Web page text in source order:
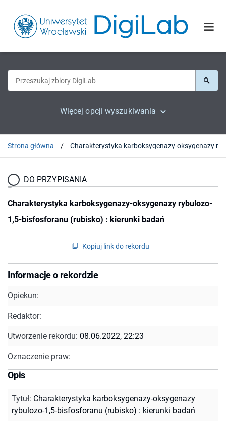
Więcej opcji wyszukiwania
Strona główna
DO PRZYPISANIA
Charakterystyka karboksygenazy-oksygenazy rybulozo-
1,5-bisfosforanu (rubisko) : kierunki badań
Kopiuj link do rekordu
Informacje o rekordzie
Opiekun:
Redaktor:
Utworzenie rekordu: 08.06.2022, 22:23
Oznaczenie praw:
Opis
Tytuł: Charakterystyka karboksygenazy-oksygenazy
rybulozo-1,5-bisfosforanu (rubisko) : kierunki badań